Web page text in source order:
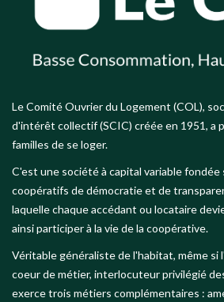
Le Comité Ouvrier du Logement (COL),
d'intérêt collectif (SCIC) créée en 1951, a
familles de se loger.
C'est une société à capital variable fondée
coopératifs de démocratie et de
laquelle chaque accédant ou locataire
ainsi participer à la vie de la coopérative.
Véritable généraliste de l'habitat, même si
coeur de métier, interlocuteur privilégié
exerce trois métiers complémentaires :